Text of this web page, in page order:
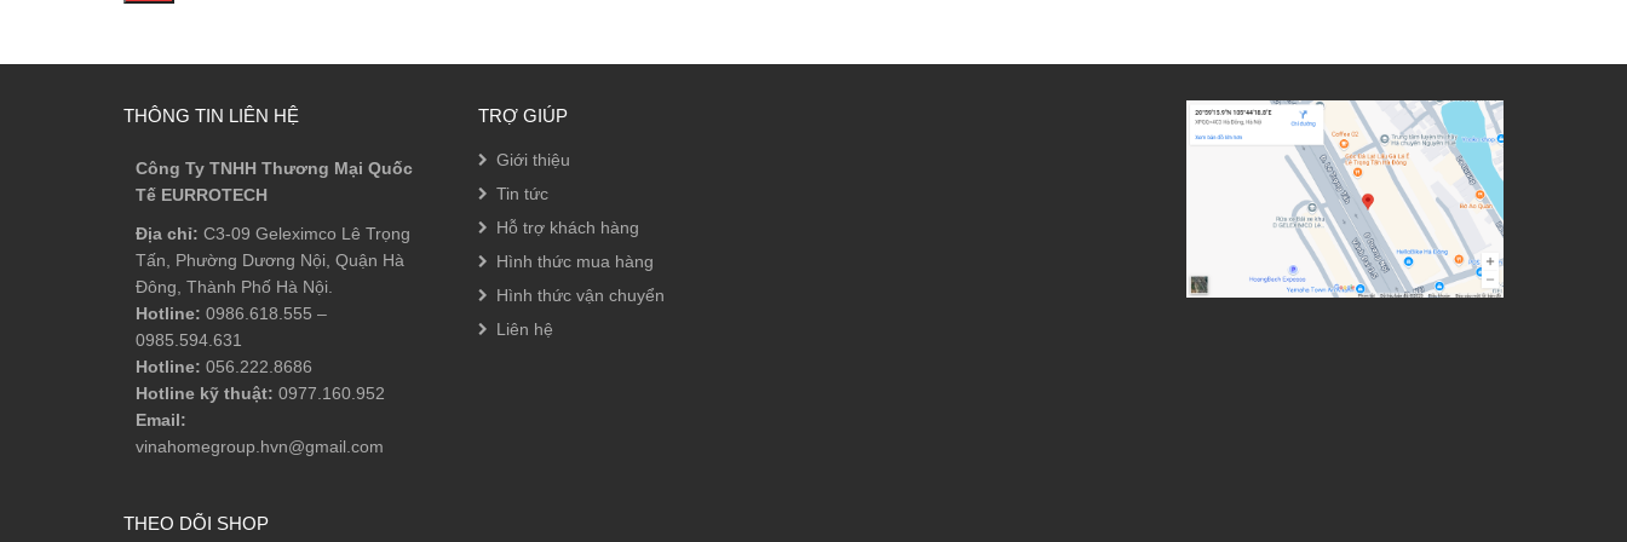
THÔNG TIN LIÊN HỆ
Công Ty TNHH Thương Mại Quốc
Tế EURROTECH
Địa chỉ: C3-09 Geleximco Lê Trọng
Tấn, Phường Dương Nội, Quận Hà
Đông, Thành Phố Hà Nội.
Hotline: 0986.618.555 –
0985.594.631
Hotline: 056.222.8686
Hotline kỹ thuật: 0977.160.952
Email:
vinahomegroup.hvn@gmail.com
THEO DÕI SHOP
TRỢ GIÚP
Giới thiệu
Tin tức
Hỗ trợ khách hàng
Hình thức mua hàng
Hình thức vận chuyển
Liên hệ